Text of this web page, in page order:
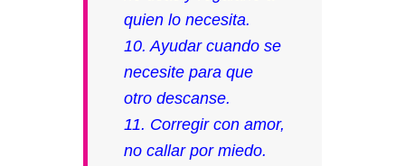
quien lo necesita.
10. Ayudar cuando se
necesite para que
otro descanse.
11. Corregir con amor,
no callar por miedo.